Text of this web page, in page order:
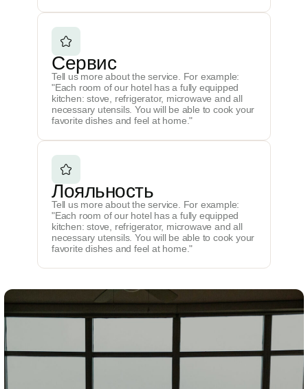
Сервис
Tell us more about the service. For example:
"Each room of our hotel has a fully equipped
kitchen: stove, refrigerator, microwave and all
necessary utensils. You will be able to cook your
favorite dishes and feel at home."
Лояльность
Tell us more about the service. For example:
"Each room of our hotel has a fully equipped
kitchen: stove, refrigerator, microwave and all
necessary utensils. You will be able to cook your
favorite dishes and feel at home."